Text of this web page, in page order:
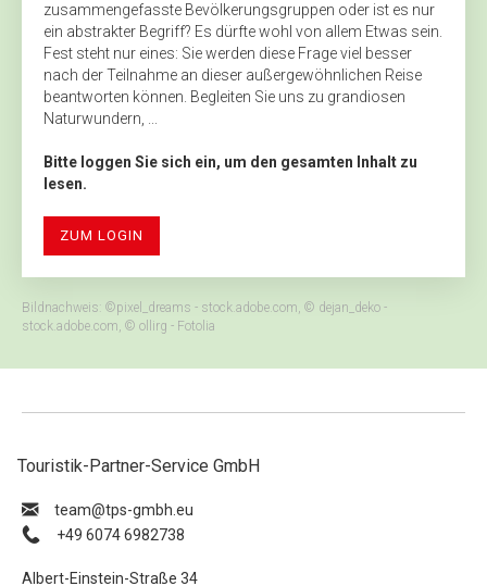
zusammengefasste Bevölkerungsgruppen oder ist es nur
ein abstrakter Begriff? Es dürfte wohl von allem Etwas sein.
Fest steht nur eines: Sie werden diese Frage viel besser
nach der Teilnahme an dieser außergewöhnlichen Reise
beantworten können. Begleiten Sie uns zu grandiosen
Naturwundern, ...
Bitte loggen Sie sich ein, um den gesamten Inhalt zu
lesen.
ZUM LOGIN
Bildnachweis: ©pixel_dreams - stock.adobe.com, © dejan_deko -
stock.adobe.com, © ollirg - Fotolia
Touristik-Partner-Service GmbH
ue.hbmg-spt@maet
+49 6074 6982738
Albert-Einstein-Straße 34